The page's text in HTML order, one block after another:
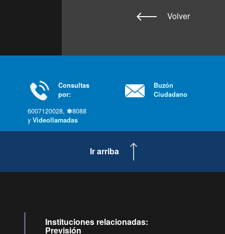
Volver
Consultas
por:
6007120028, ✽8088
y Videollamadas
Buzón
Ciudadano
Ir arriba
Instituciones relacionadas:
Previsión